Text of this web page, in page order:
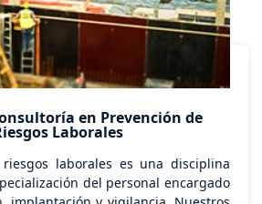
en Prevención de
Laborales
laborales es una disciplina
del personal encargado